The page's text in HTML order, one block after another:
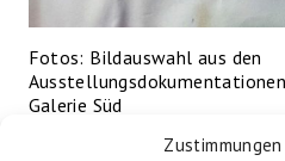
Fotos: Bildauswahl aus den
Galerie Süd